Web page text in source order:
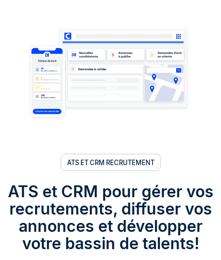
ATS ET CRM RECRUTEMENT
ATS et CRM pour gérer vos
recrutements, diffuser vos
annonces et développer
votre bassin de talents!